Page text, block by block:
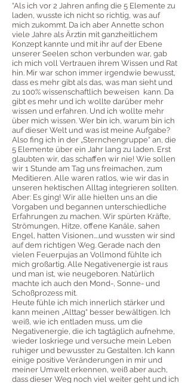
“Als ich vor 2 Jahren anfing die 5 Elemente zu
laden, wusste ich nicht so richtig, was auf
mich zukommt. Da ich aber Annette schon
viele Jahre als Ärztin mit ganzheitlichem
Konzept kannte und mit ihr auf der Ebene
unserer Seelen schon verbunden war, gab
ich mich voll Vertrauen ihrem Wissen und Rat
hin. Mir war schon immer irgendwie bewusst,
dass es mehr gibt als das, was man sieht und
zu 100% wissenschaftlich beweisen kann. Da
gibt es mehr und ich wollte darüber mehr
wissen und erfahren. Und ich wollte mehr
über mich wissen. Wer bin ich, warum bin ich
auf dieser Welt und was ist meine Aufgabe?
Also fing ich in der „Sternchengruppe“ an, die
5 Elemente über ein Jahr lang zu laden. Erst
glaubten wir, das schaffen wir nie! Wie sollen
wir 1 Stunde am Tag uns freimachen, zum
Meditieren. Alle waren ratlos, wie wir das in
unseren hektischen Alltag integrieren sollten.
Aber: Es ging! Wir alle hielten uns an die
Vorgaben und begannen unterschiedliche
Erfahrungen zu machen. Wir spürten Kräfte,
Strömungen, Hitze, offene Kanäle, sahen
Engel, hatten Visionen….und wussten wir sind
auf dem richtigen Weg. Gerade nach den
vielen Feuerpujas an Vollmond fühlte ich
mich großartig. Alle Negativenergie ist raus
und man ist, wie neugeboren. Natürlich
machte ich auch den Mond-, Sonne- und
Schoßprozess mit.
Heute fühle ich mich innerlich stärker und
kann meinen „Alttag“ besser bewältigen. Ich
weiß, wie ich entladen muss, um die
Negativenergie, die ich tagtäglich aufnehme,
wieder loskriege und versuche mein Leben
ruhiger und bewusster zu Gestalten. Ich kann
einige positive Veränderungen in mir und
meiner Umwelt erkennen, weiß aber auch,
dass dieser Weg noch viel weiter geht und ich